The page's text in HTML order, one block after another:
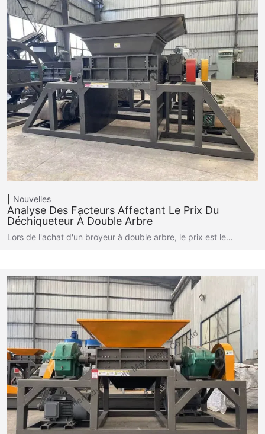
Nouvelles
Analyse Des Facteurs Affectant Le Prix Du
Déchiqueteur À Double Arbre
Lors de l'achat d'un broyeur à double arbre, le prix est le…